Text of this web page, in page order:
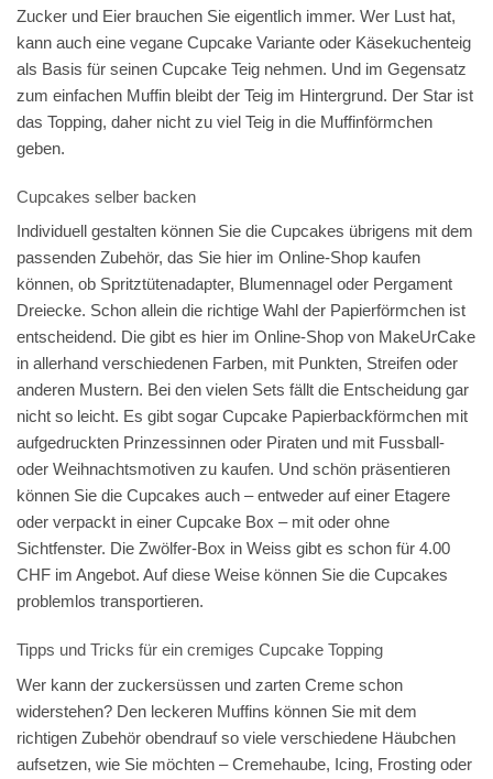
Zucker und Eier brauchen Sie eigentlich immer. Wer Lust hat,
kann auch eine vegane Cupcake Variante oder Käsekuchenteig
als Basis für seinen Cupcake Teig nehmen. Und im Gegensatz
zum einfachen Muffin bleibt der Teig im Hintergrund. Der Star ist
das Topping, daher nicht zu viel Teig in die Muffinförmchen
geben.
Cupcakes selber backen
Individuell gestalten können Sie die Cupcakes übrigens mit dem
passenden Zubehör, das Sie hier im Online-Shop kaufen
können, ob Spritztütenadapter, Blumennagel oder Pergament
Dreiecke. Schon allein die richtige Wahl der Papierförmchen ist
entscheidend. Die gibt es hier im Online-Shop von MakeUrCake
in allerhand verschiedenen Farben, mit Punkten, Streifen oder
anderen Mustern. Bei den vielen Sets fällt die Entscheidung gar
nicht so leicht. Es gibt sogar Cupcake Papierbackförmchen mit
aufgedruckten Prinzessinnen oder Piraten und mit Fussball-
oder Weihnachtsmotiven zu kaufen. Und schön präsentieren
können Sie die Cupcakes auch – entweder auf einer Etagere
oder verpackt in einer Cupcake Box – mit oder ohne
Sichtfenster. Die Zwölfer-Box in Weiss gibt es schon für 4.00
CHF im Angebot. Auf diese Weise können Sie die Cupcakes
problemlos transportieren.
Tipps und Tricks für ein cremiges Cupcake Topping
Wer kann der zuckersüssen und zarten Creme schon
widerstehen? Den leckeren Muffins können Sie mit dem
richtigen Zubehör obendrauf so viele verschiedene Häubchen
aufsetzen, wie Sie möchten – Cremehaube, Icing, Frosting oder